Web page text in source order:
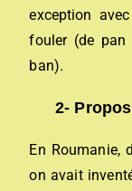
exception
fouler (de
ban).
2-
En Roumanie,
on avait